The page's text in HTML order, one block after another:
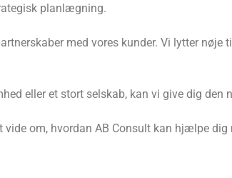
planlægning.
med vores kunder. Vi lytter
eller et stort selskab, kan vi give dig
om, hvordan AB Consult kan hjælpe